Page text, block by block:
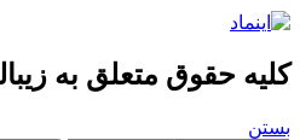
کلیه حقوق متعلق به
بستن